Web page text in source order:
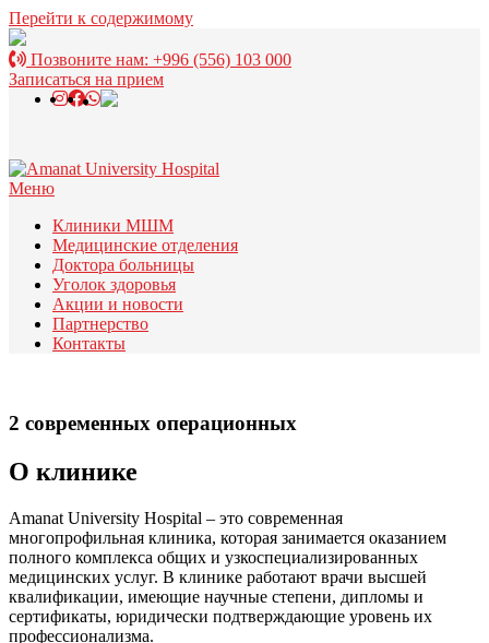
Перейти к содержимому
Позвоните нам: +996 (556) 103 000
Записаться на прием
Меню
Клиники МШМ
Медицинские отделения
Доктора больницы
Уголок здоровья
Акции и новости
Партнерство
Контакты
2 современных операционных
О клинике
Amanat University Hospital – это современная
многопрофильная клиника, которая занимается оказанием
полного комплекса общих и узкоспециализированных
медицинских услуг. В клинике работают врачи высшей
квалификации, имеющие научные степени, дипломы и
сертификаты, юридически подтверждающие уровень их
профессионализма.